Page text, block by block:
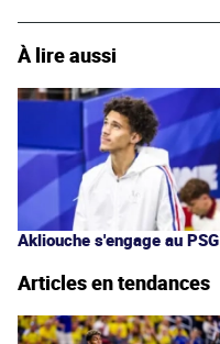
À lire aussi
Akliouche s'engage au PSG
Articles en tendances